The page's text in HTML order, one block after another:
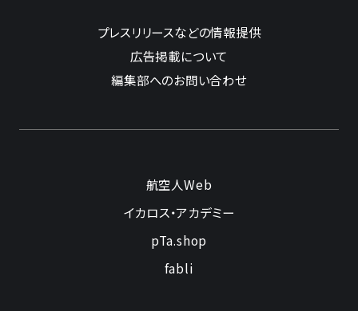
プレスリリースなどの情報提供
広告掲載について
編集部へのお問い合わせ
航空人Web
イカロス・アカデミー
pTa.shop
fabli